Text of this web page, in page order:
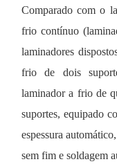
Comparado com o
frio contínuo
laminadores
frio de dois
laminador a frio de
suportes, equipado
espessura
sem fim e soldagem